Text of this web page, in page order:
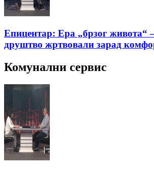
Епицентар: Ера „брзог живота“
друштво жртвовали зарад
Комунални сервис